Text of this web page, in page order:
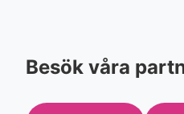
Besök våra